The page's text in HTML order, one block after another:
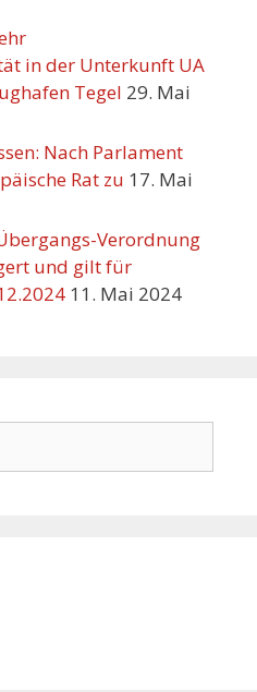
in der Unterkunft UA
Tegel 29. Mai
Nach Parlament
Rat zu 17. Mai
Verordnung
und gilt für
11. Mai 2024